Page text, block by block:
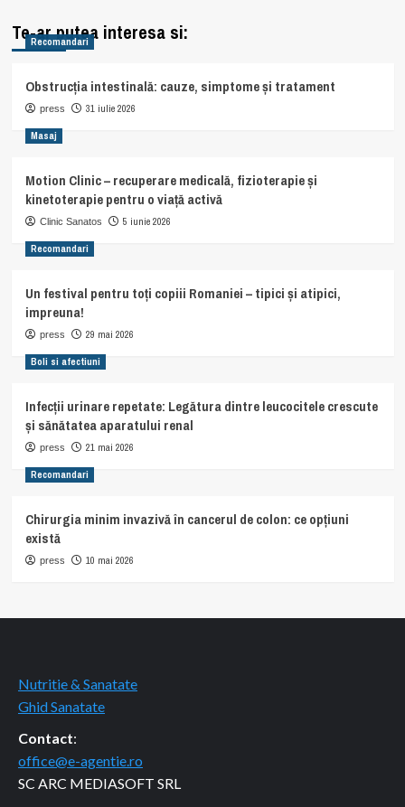
Te-ar putea interesa si:
Recomandari
Obstrucția intestinală: cauze, simptome și tratament
press 31 iulie 2026
Masaj
Motion Clinic – recuperare medicală, fizioterapie și
kinetoterapie pentru o viață activă
Clinic Sanatos 5 iunie 2026
Recomandari
Un festival pentru toți copiii Romaniei – tipici și atipici,
impreuna!
press 29 mai 2026
Boli si afectiuni
Infecții urinare repetate: Legătura dintre leucocitele crescute
și sănătatea aparatului renal
press 21 mai 2026
Recomandari
Chirurgia minim invazivă în cancerul de colon: ce opțiuni
există
press 10 mai 2026
Nutritie & Sanatate
Ghid Sanatate
Contact:
office@e-agentie.ro
SC ARC MEDIASOFT SRL